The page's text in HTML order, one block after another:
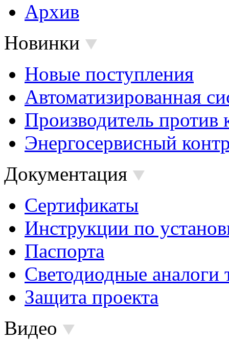
Архив
Новинки
Новые поступления
Автоматизированная
Производитель против
Энергосервисный
Документация
Сертификаты
Инструкции по
Паспорта
Светодиодные аналоги
Защита проекта
Видео